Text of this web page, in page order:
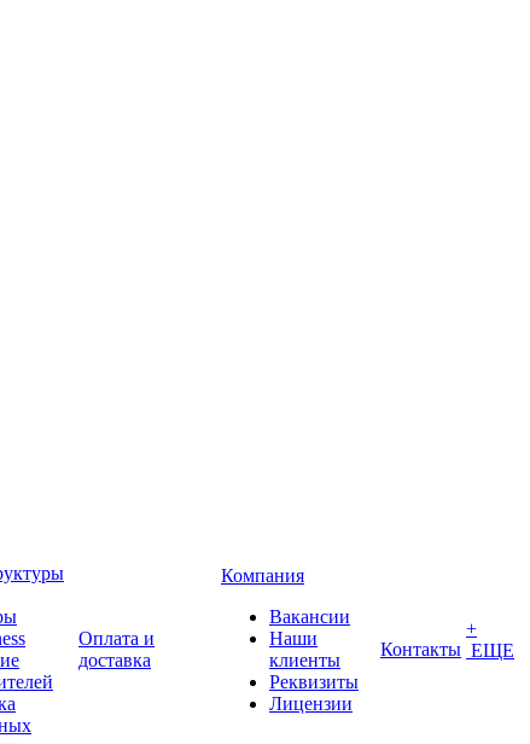
Оплата и
доставка
Компания
Вакансии
Наши
клиенты
Реквизиты
Лицензии
Контакты
+
ЕЩЕ